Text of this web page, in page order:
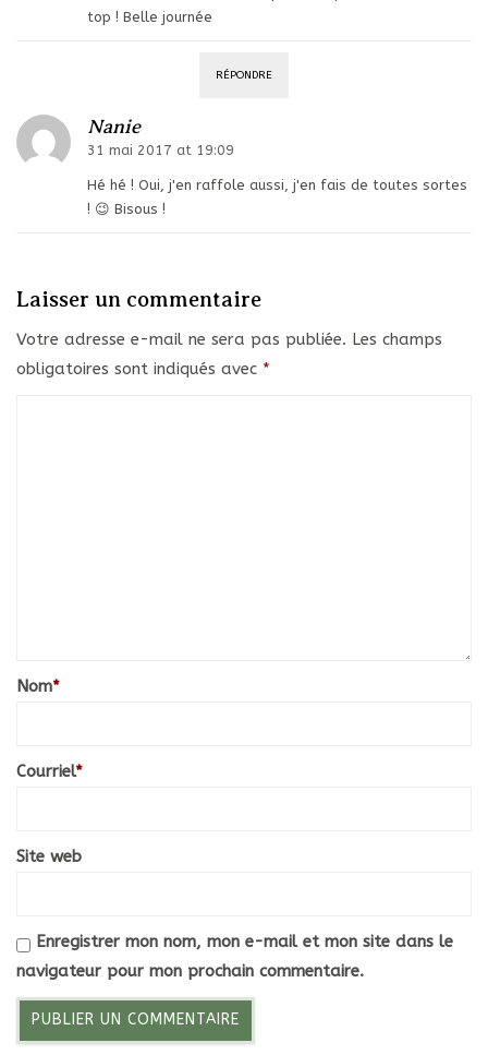
top ! Belle journée
RÉPONDRE
Nanie
31 mai 2017 at 19:09
Hé hé ! Oui, j'en raffole aussi, j'en fais de toutes sortes
! 😉 Bisous !
Laisser un commentaire
Votre adresse e-mail ne sera pas publiée. Les champs
obligatoires sont indiqués avec *
Nom*
Courriel*
Site web
Enregistrer mon nom, mon e-mail et mon site dans le
navigateur pour mon prochain commentaire.